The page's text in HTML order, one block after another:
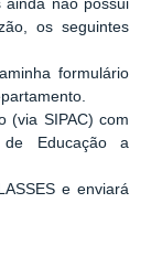
ainda não possui
os seguintes
formulário
(via SIPAC) com
de Educação a
e enviará